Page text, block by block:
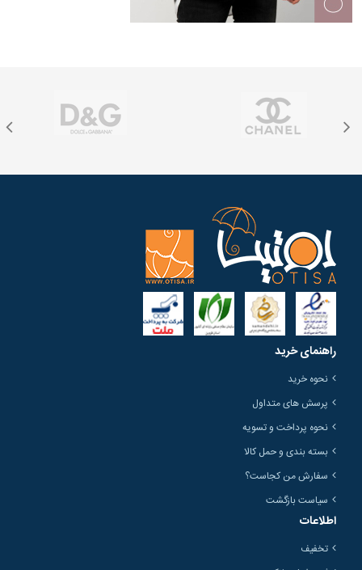
راهنمای خرید
نحوه خرید
پرسش های متداول
نحوه پرداخت و تسویه
بسته بندی و حمل کالا
سفارش من کجاست؟
سیاست بازگشت
اطلاعات
تخفیف